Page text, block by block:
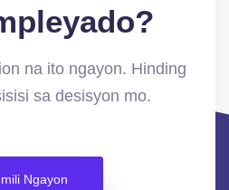
na ito ngayon. Hinding
sa desisyon mo.
Ngayon